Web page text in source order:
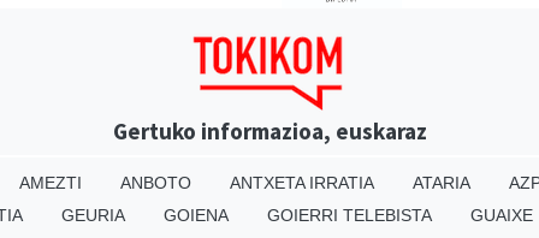
Gertuko informazioa, euskaraz
AMEZTI ANBOTO ANTXETA IRRATIA ATARIA
GEURIA GOIENA GOIERRI TELEBISTA GUAIXE